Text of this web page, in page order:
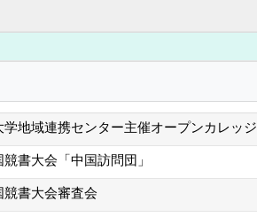
学地域連携センター主催オープンカレッジ
書大会「中国訪問団」
競書大会審査会